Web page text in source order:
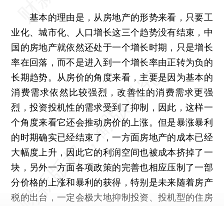
基本的理由是，从房地产的形势来看，只要工
业化、城市化、人口增长这三个趋势没有结束，中
国的房地产就依然还处于一个增长时期，只是增长
率在回落，而不是进入到一个增长率由正转为负的
长期趋势。从房价的角度来看，主要是因为基本的
消费需求依然比较强烈，改善性的消费需求更强
烈，投资投机性的需求受到了抑制，因此，这样一
个角度来看它还会推动房价的上涨。但是暴涨暴利
的时期确实已经结束了，一方面房地产的成本已经
大幅度上升，因此它的利润空间也被成本挤掉了一
块，另外一方面各项政策的完善也相应压制了一部
分价格的上涨和暴利的获得，特别是未来随着房产
税的出台，一定会极大地抑制投资、投机型的住房